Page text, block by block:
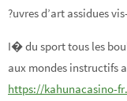
?uvres d’art assidues
I� du sport tous les
aux mondes instructifs
https://kahunacasino-